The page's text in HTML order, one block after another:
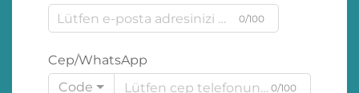
0/100
Cep/WhatsApp
Code
0/100